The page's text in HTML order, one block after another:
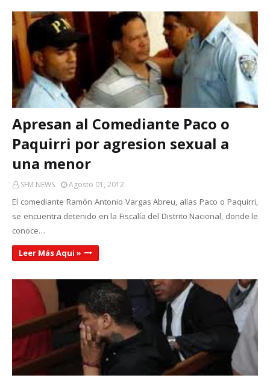
Apresan al Comediante Paco o
Paquirri por agresion sexual a
una menor
SFM NEWS Agosto 01, 2012
El comediante Ramón Antonio Vargas Abreu, alías Paco o Paquirri,
se encuentra detenido en la Fiscalía del Distrito Nacional, donde le
conoce…
Leer Más Aqui »